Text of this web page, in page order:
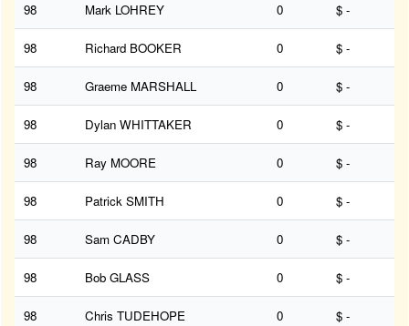
98 Mark LOHREY 0 $ -
98 Richard BOOKER 0 $ -
98 Graeme MARSHALL 0 $ -
98 Dylan WHITTAKER 0 $ -
98 Ray MOORE 0 $ -
98 Patrick SMITH 0 $ -
98 Sam CADBY 0 $ -
98 Bob GLASS 0 $ -
98 Chris TUDEHOPE 0 $ -